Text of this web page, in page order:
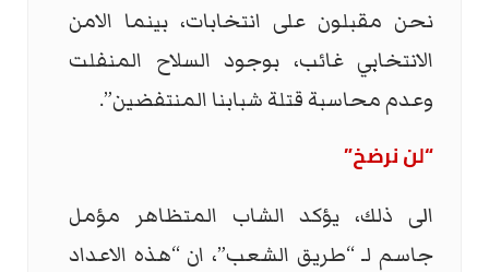
نحن مقبلون على انتخابات، بينما الامن
الانتخابي غائب، بوجود السلاح المنفلت
وعدم محاسبة قتلة شبابنا المنتفضين”.
“لن نرضخ”
الى ذلك، يؤكد الشاب المتظاهر مؤمل
جاسم لـ “طريق الشعب”، ان “هذه الاعداد